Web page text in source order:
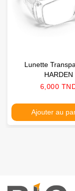
Lunette
HARDEN
Prix
6,000
Ajouter au